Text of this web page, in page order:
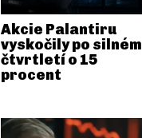
Akcie Palantiru
vyskočily po silném
čtvrtletí o 15
procent